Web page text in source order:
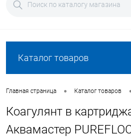
Каталог товаров
Главная страница • Каталог товаров
Коагулянт в
Аквамастер